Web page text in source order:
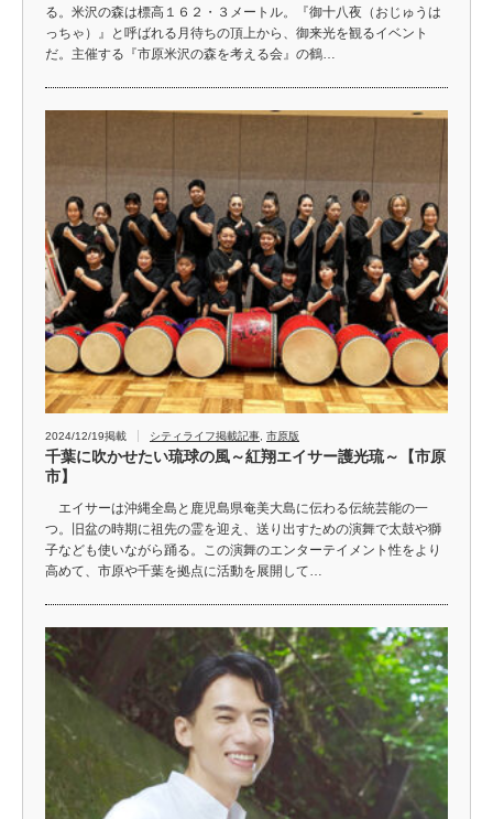
る。米沢の森は標高１６２・３メートル。『御十八夜（おじゅうは
っちゃ）』と呼ばれる月待ちの頂上から、御来光を観るイベント
だ。主催する『市原米沢の森を考える会』の鶴…
2024/12/19掲載 シティライフ掲載記事 市原版
千葉に吹かせたい琉球の風～紅翔エイサー護光琉～【市原
市】
エイサーは沖縄全島と鹿児島県奄美大島に伝わる伝統芸能の一
つ。旧盆の時期に祖先の霊を迎え、送り出すための演舞で太鼓や獅
子なども使いながら踊る。この演舞のエンターテイメント性をより
高めて、市原や千葉を拠点に活動を展開して…